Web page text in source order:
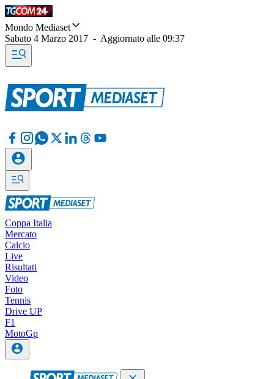
Mondo Mediaset
Sabato 4 Marzo 2017 - Aggiornato alle 09:37
Coppa Italia
Mercato
Calcio
Live
Risultati
Video
Foto
Tennis
Drive UP
F1
MotoGp